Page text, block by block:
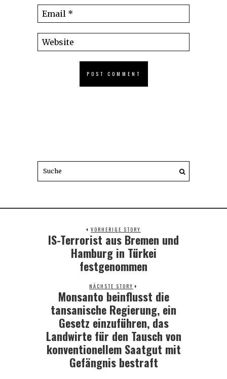
VORHERIGE STORY
Previous
post:
IS-Terrorist aus Bremen und
Hamburg in Türkei
festgenommen
NÄCHSTE STORY
Next
post:
Monsanto beinflusst die
tansanische Regierung, ein
Gesetz einzuführen, das
Landwirte für den Tausch von
konventionellem Saatgut mit
Gefängnis bestraft